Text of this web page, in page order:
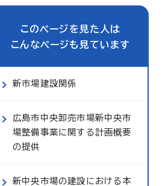
このページを見た人は
こんなページも見ています
新市場建設関係
広島市中央卸売市場新中央市
場整備事業に関する計画概要
の提供
新中央市場の建設における本